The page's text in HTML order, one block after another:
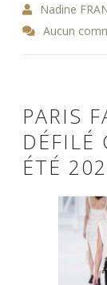
Nadine
Aucun
PARIS
DÉFILÉ
ÉTÉ